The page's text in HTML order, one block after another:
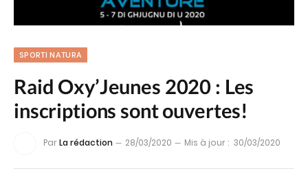
SPORTI NATURA
Raid Oxy’Jeunes 2020 : Les
inscriptions sont ouvertes!
ParLa rédaction 28/03/2020 Mis à jour : 30/03/2020